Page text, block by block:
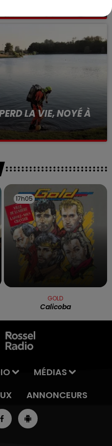
le logement servait
LA VIE, NOYÉ À
17h05
17h05
GOLD
Calicoba
MÉDIAS
ANNONCEURS